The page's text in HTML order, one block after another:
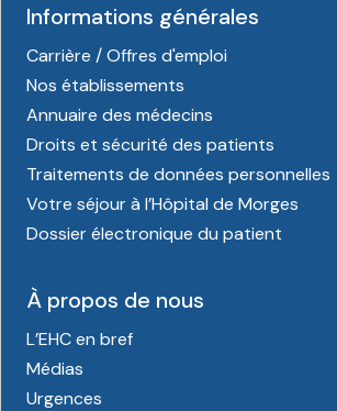
Informations générales
Carrière / Offres d'emploi
Nos établissements
Annuaire des médecins
Droits et sécurité des patients
Traitements de données personnelles
Votre séjour à l’Hôpital de Morges
Dossier électronique du patient
À propos de nous
L’EHC en bref
Médias
Urgences